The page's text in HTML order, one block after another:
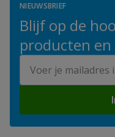
NIEUWSBRIEF
Blijf op de
producten en